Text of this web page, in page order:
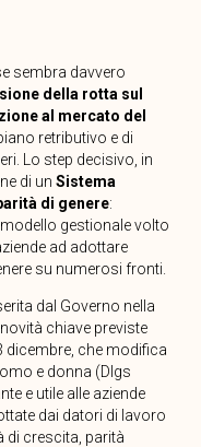
sembra davvero
della rotta sul
al mercato del
retributivo e di
Lo step decisivo, in
di un Sistema
di genere:
gestionale volto
ad adottare
su numerosi fronti.
dal Governo nella
chiave previste
dicembre, che modifica
e donna (Dlgs
e utile alle aziende
dai datori di lavoro
di crescita, parità